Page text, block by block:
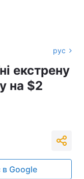
рус
екстрену
на $2
в Google